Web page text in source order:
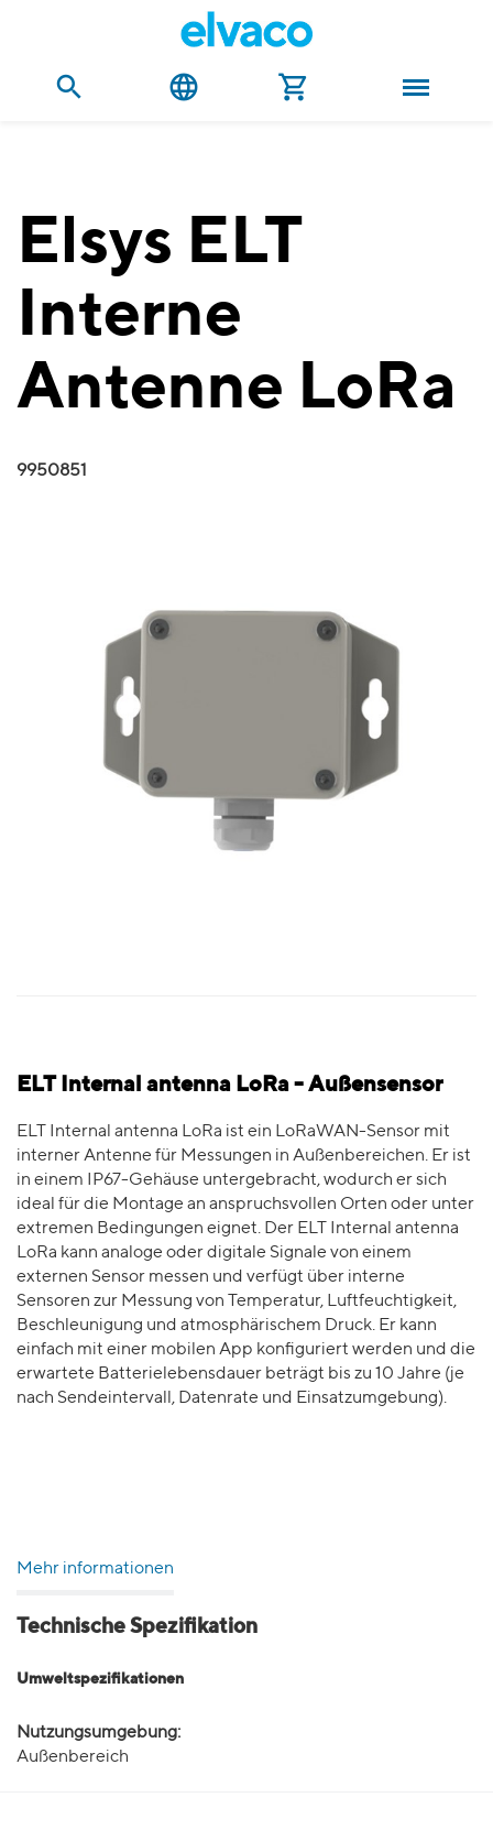
Elsys ELT
Interne
Antenne LoRa
9950851
ELT Internal antenna LoRa - Außensensor
ELT Internal antenna LoRa ist ein LoRaWAN-Sensor mit
interner Antenne für Messungen in Außenbereichen. Er ist
in einem IP67-Gehäuse untergebracht, wodurch er sich
ideal für die Montage an anspruchsvollen Orten oder unter
extremen Bedingungen eignet. Der ELT Internal antenna
LoRa kann analoge oder digitale Signale von einem
externen Sensor messen und verfügt über interne
Sensoren zur Messung von Temperatur, Luftfeuchtigkeit,
Beschleunigung und atmosphärischem Druck. Er kann
einfach mit einer mobilen App konfiguriert werden und die
erwartete Batterielebensdauer beträgt bis zu 10 Jahre (je
nach Sendeintervall, Datenrate und Einsatzumgebung).
Mehr informationen
Technische Spezifikation
Umweltspezifikationen
Nutzungsumgebung:
Außenbereich